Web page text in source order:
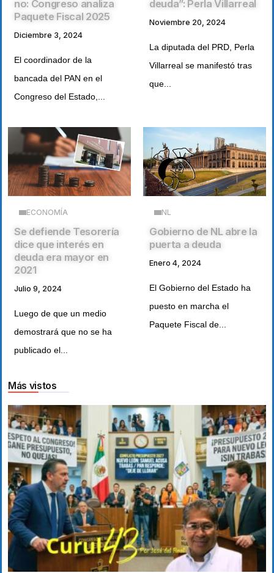
no: Congreso analiza
Paquete Fiscal 2025
Diciembre 3, 2024
El coordinador de la
bancada del PAN en el
Congreso del Estado,...
deuda”: Perla Villarreal
Noviembre 20, 2024
La diputada del PRD, Perla
Villarreal se manifestó tras
que...
ECONOMÍA
Se defiende Tesorería
dice que interés en
deuda era mayor en
2021
Julio 9, 2024
Luego de que un medio
demostrará que no se ha
publicado el...
NL
Gobierno de NL abre la
puerta a deuda
Enero 4, 2024
El Gobierno del Estado ha
puesto en marcha el
Paquete Fiscal de...
Más vistos